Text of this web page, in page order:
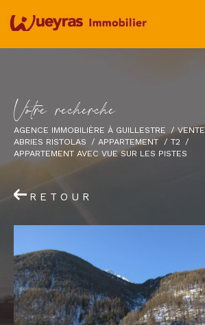
Votre recherche
AGENCE IMMOBILIÈRE À GUILLESTRE
VENTE
ABRIES RISTOLAS
APPARTEMENT
T2
APPARTEMENT AVEC VUE SUR LES PISTES
RETOUR